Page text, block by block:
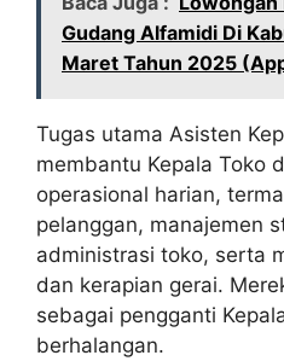
Gudang Alfamidi Di
Maret Tahun 2025
Tugas utama Asisten
membantu Kepala Toko
operasional harian,
pelanggan, manajemen
administrasi toko, serta
dan kerapian gerai.
sebagai pengganti
berhalangan.